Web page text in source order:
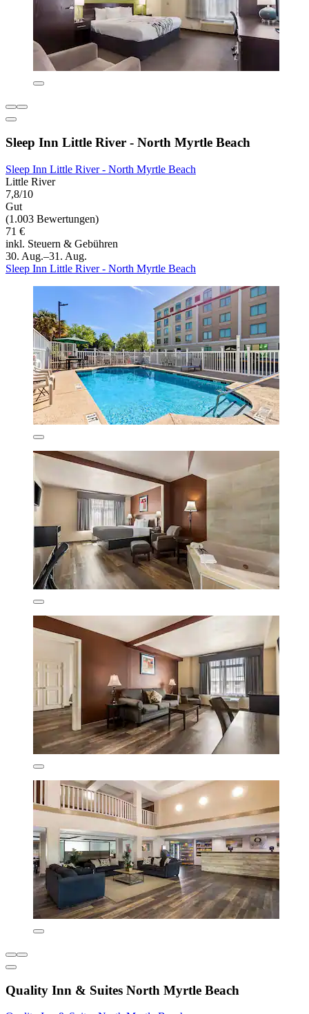
Sleep Inn Little River - North Myrtle Beach
Sleep Inn Little River - North Myrtle Beach
Little River
7,8/10
Gut
(1.003 Bewertungen)
71 €
inkl. Steuern & Gebühren
30. Aug.–31. Aug.
Sleep Inn Little River - North Myrtle Beach
Quality Inn & Suites North Myrtle Beach